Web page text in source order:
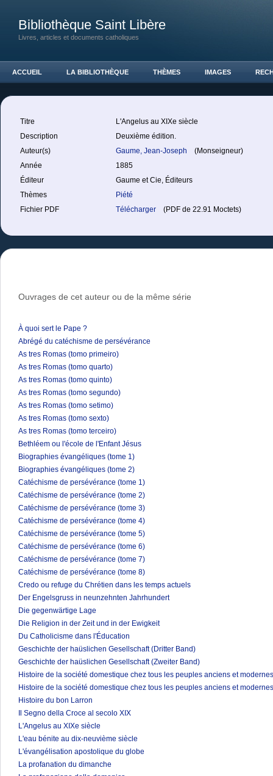
Bibliothèque Saint Libère
Livres, articles et documents catholiques
ACCUEIL LA BIBLIOTHÈQUE THÈMES IMAGES
Titre
L'Angelus au XIXe siècle
Description
Deuxième édition.
Auteur(s)
Gaume, Jean-Joseph
(Monseigneur)
Année
1885
Éditeur
Gaume et Cie, Éditeurs
Thèmes
Piété
Fichier PDF
Télécharger (PDF de 22.91 Moctets)
Ouvrages de cet auteur ou de la même série
À quoi sert le Pape ?
Abrégé du catéchisme de persévérance
As tres Romas (tomo primeiro)
As tres Romas (tomo quarto)
As tres Romas (tomo quinto)
As tres Romas (tomo segundo)
As tres Romas (tomo setimo)
As tres Romas (tomo sexto)
As tres Romas (tomo terceiro)
Bethléem ou l'école de l'Enfant Jésus
Biographies évangéliques (tome 1)
Biographies évangéliques (tome 2)
Catéchisme de persévérance (tome 1)
Catéchisme de persévérance (tome 2)
Catéchisme de persévérance (tome 3)
Catéchisme de persévérance (tome 4)
Catéchisme de persévérance (tome 5)
Catéchisme de persévérance (tome 6)
Catéchisme de persévérance (tome 7)
Catéchisme de persévérance (tome 8)
Credo ou refuge du Chrétien dans les temps actuels
Der Engelsgruss in neunzehnten Jahrhundert
Die gegenwärtige Lage
Die Religion in der Zeit und in der Ewigkeit
Du Catholicisme dans l'Éducation
Geschichte der haüslichen Gesellschaft (Dritter Band)
Geschichte der haüslichen Gesellschaft (Zweiter Band)
Histoire de la société domestique chez tous les peuples anciens et
Histoire de la société domestique chez tous les peuples anciens et
Histoire du bon Larron
Il Segno della Croce al secolo XIX
L'Angelus au XIXe siècle
L'eau bénite au dix-neuvième siècle
L'évangélisation apostolique du globe
La profanation du dimanche